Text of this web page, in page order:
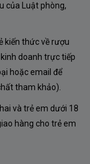
Ninfa Gold
người yêu
một tác phẩm
hiện đại. Chai
mọi bộ sưu
mọi dịp đặc
của Luật phòng,
kiến thức về rượu
doanh trực tiếp
hoặc email để
tham khảo).
và trẻ em dưới 18
hàng cho trẻ em